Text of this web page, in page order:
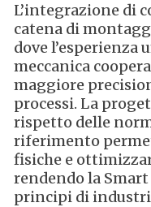
L’integrazione di
catena di
dove l’esperienza
meccanica
maggiore
processi. La
rispetto delle
riferimento
fisiche e
rendendo la
principi di